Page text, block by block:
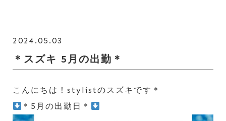
2024.05.03
＊スズキ 5月の出勤＊
こんにちは！stylistのスズキです＊
＊5月の出勤日＊